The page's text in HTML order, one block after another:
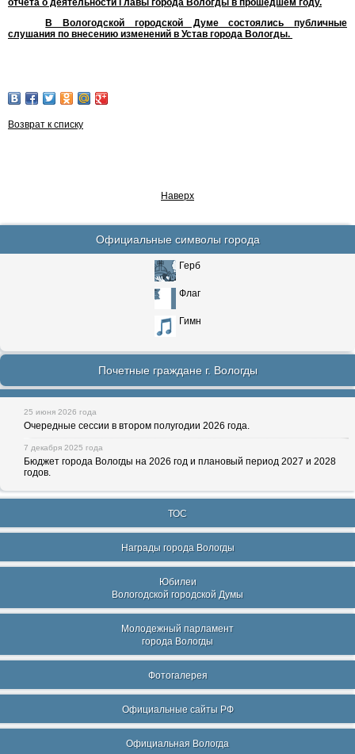
отчета о деятельности Главы города Вологды в прошедшем году.
В Вологодской городской Думе состоялись публичные
слушания по внесению изменений в Устав города Вологды.
Возврат к списку
Наверх
Официальные символы города
Герб
Флаг
Гимн
Почетные граждане г. Вологды
25 июня 2026 года
Очередные сессии в втором полугодии 2026 года.
7 декабря 2025 года
Бюджет города Вологды на 2026 год и плановый период 2027 и 2028
годов.
ТОС
Награды города Вологды
Юбилеи
Вологодской городской Думы
Молодежный парламент
города Вологды
Фотогалерея
Официальные сайты РФ
Официальная Вологда